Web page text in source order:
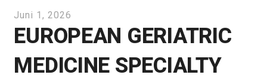
Juni 1, 2026
EUROPEAN GERIATRIC
MEDICINE SPECIALTY